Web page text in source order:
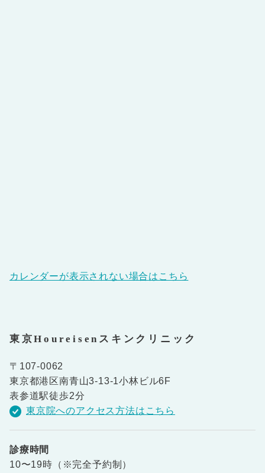
カレンダーが表示されない場合はこちら
東京Houreisenスキンクリニック
〒107-0062
東京都港区南青山3-13-1小林ビル6F
表参道駅徒歩2分
東京院へのアクセス方法はこちら
診療時間
10〜19時（※完全予約制）